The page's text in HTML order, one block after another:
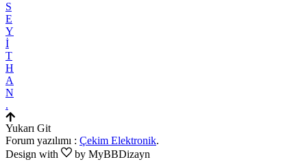
S
E
Y
İ
T
H
A
N
.
Yukarı Git
Forum yazılımı : Çekim Elektronik.
Design with
by MyBBDizayn